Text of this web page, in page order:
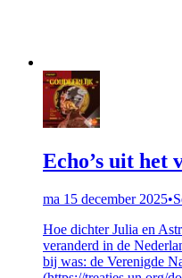
Echo’s uit het
ma 15 december 2025•
Hoe dichter Julia en
veranderd in de
bij was: de Verenigde